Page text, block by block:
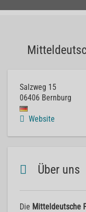
Salzweg 15
06406 Bernburg
Website
Über uns
Die Mitteldeutsche